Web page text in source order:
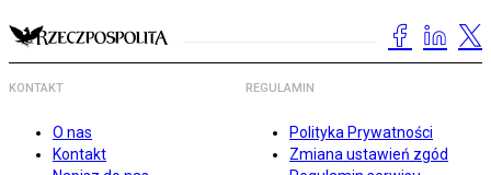
KONTAKT
O nas
Kontakt
REGULAMIN
Polityka Prywatności
Zmiana ustawień zgód